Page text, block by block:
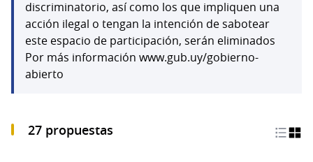
discriminatorio, así como los que impliquen una
acción ilegal o tengan la intención de sabotear
este espacio de participación, serán eliminados
Por más información www.gub.uy/gobierno-
abierto
27 propuestas